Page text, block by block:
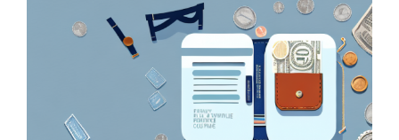
Berufsunfähigkeitsversicherung
Weitere Tarifvergleiche